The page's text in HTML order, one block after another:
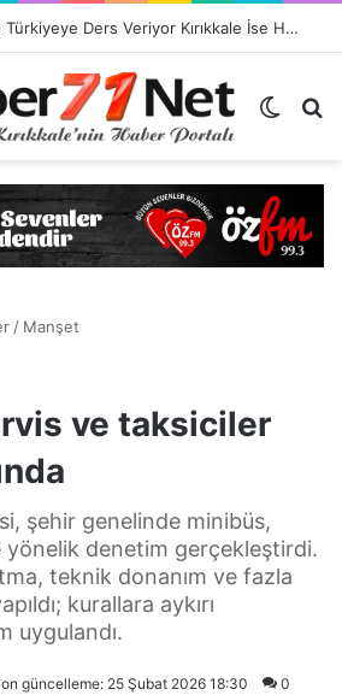
Kırşehir Kültürü İle Türkiyeye Ders Veriyor Kırıkkale İse Hala Seyrediyor !!!
Dış
/ Manşet
ve taksiciler
şehir genelinde minibüs,
yönelik denetim gerçekleştirdi.
teknik donanım ve fazla
kurallara aykırı
uygulandı.
güncelleme: 25 Şubat 2026 18:30 0